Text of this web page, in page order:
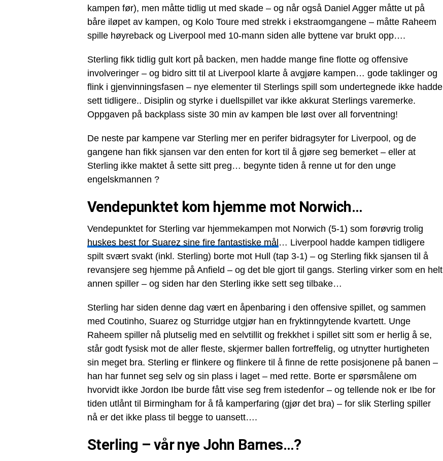
kampen før), men måtte tidlig ut med skade – og når også Daniel Agger måtte ut på
båre iløpet av kampen, og Kolo Toure med strekk i ekstraomgangene – måtte Raheem
spille høyreback og Liverpool med 10-mann siden alle byttene var brukt opp….
Sterling fikk tidlig gult kort på backen, men hadde mange fine flotte og offensive
involveringer – og bidro sitt til at Liverpool klarte å avgjøre kampen… gode taklinger og
flink i gjenvinningsfasen – nye elementer til Sterlings spill som undertegnede ikke hadde
sett tidligere.. Disiplin og styrke i duellspillet var ikke akkurat Sterlings varemerke.
Oppgaven på backplass siste 30 min av kampen ble løst over all forventning!
De neste par kampene var Sterling mer en perifer bidragsyter for Liverpool, og de
gangene han fikk sjansen var den enten for kort til å gjøre seg bemerket – eller at
Sterling ikke maktet å sette sitt preg… begynte tiden å renne ut for den unge
engelskmannen ?
Vendepunktet kom hjemme mot Norwich…
Vendepunktet for Sterling var hjemmekampen mot Norwich (5-1) som forøvrig trolig
huskes best for Suarez sine fire fantastiske mål … Liverpool hadde kampen tidligere
spilt svært svakt (inkl. Sterling) borte mot Hull (tap 3-1) – og Sterling fikk sjansen til å
revansjere seg hjemme på Anfield – og det ble gjort til gangs. Sterling virker som en helt
annen spiller – og siden har den Sterling ikke sett seg tilbake…
Sterling har siden denne dag vært en åpenbaring i den offensive spillet, og sammen
med Coutinho, Suarez og Sturridge utgjør han en fryktinngytende kvartett. Unge
Raheem spiller nå plutselig med en selvtillit og frekkhet i spillet sitt som er herlig å se,
står godt fysisk mot de aller fleste, skjermer ballen fortreffelig, og utnytter hurtigheten
sin meget bra. Sterling er flinkere og flinkere til å finne de rette posisjonene på banen –
han har funnet seg selv og sin plass i laget – med rette. Borte er spørsmålene om
hvorvidt ikke Jordon Ibe burde fått vise seg frem istedenfor – og tellende nok er Ibe for
tiden utlånt til Birmingham for å få kamperfaring (gjør det bra) – for slik Sterling spiller
nå er det ikke plass til begge to uansett….
Sterling – vår nye John Barnes…?